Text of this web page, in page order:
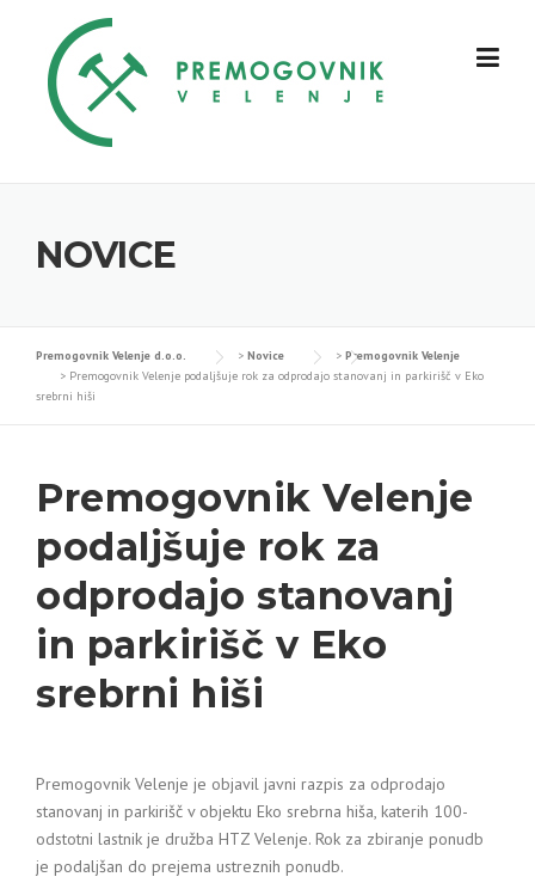
content
NOVICE
Premogovnik Velenje d.o.o. > Novice > Premogovnik Velenje
> Premogovnik Velenje podaljšuje rok za odprodajo stanovanj in parkirišč v Eko
srebrni hiši
Premogovnik Velenje
podaljšuje rok za
odprodajo stanovanj
in parkirišč v Eko
srebrni hiši
Premogovnik Velenje je objavil javni razpis za odprodajo
stanovanj in parkirišč v objektu Eko srebrna hiša, katerih 100-
odstotni lastnik je družba HTZ Velenje. Rok za zbiranje ponudb
je podaljšan do prejema ustreznih ponudb.